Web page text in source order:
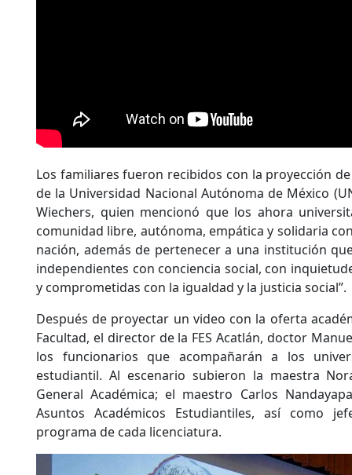
Los familiares fueron recibidos con la proyección
de la Universidad Nacional Autónoma de México
Wiechers, quien mencionó que los ahora
comunidad libre, autónoma, empática y solidaria
nación, además de pertenecer a una institución
independientes con conciencia social, con
y comprometidas con la igualdad y la justicia social”.
Después de proyectar un video con la oferta
Facultad, el director de la FES Acatlán, doctor
los funcionarios que acompañarán a los
estudiantil. Al escenario subieron la maestra
General Académica; el maestro Carlos
Asuntos Académicos Estudiantiles, así como
programa de cada licenciatura.